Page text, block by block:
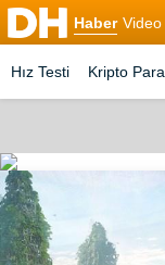
Haber Video
Hız Testi Kripto Para